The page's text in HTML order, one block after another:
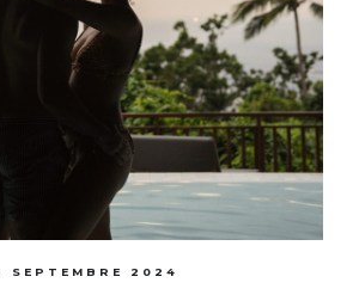
SEPTEMBRE 2024